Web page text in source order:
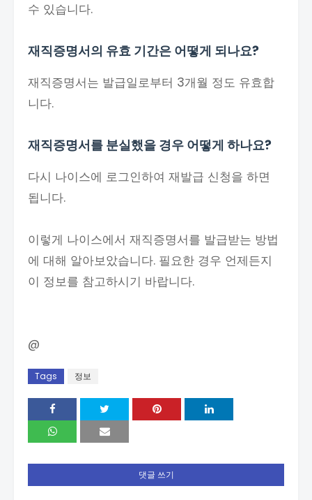
수 있습니다.
재직증명서의 유효 기간은 어떻게 되나요?
재직증명서는 발급일로부터 3개월 정도 유효합
니다.
재직증명서를 분실했을 경우 어떻게 하나요?
다시 나이스에 로그인하여 재발급 신청을 하면
됩니다.
이렇게 나이스에서 재직증명서를 발급받는 방법
에 대해 알아보았습니다. 필요한 경우 언제든지
이 정보를 참고하시기 바랍니다.
@
Tags 정보
댓글 쓰기